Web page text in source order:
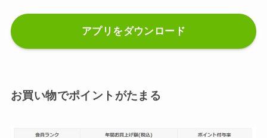
アプリをダウンロード
お買い物でポイントがたまる